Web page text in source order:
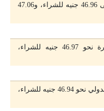
ووصل سعر الدولار في بنك مصر إلى 46.96 جنيه للشراء، و47.06
وحقق سعر الدولار في بنك القاهرة نحو 46.97 جنيه للشراء،
وبلغ سعر الدولار في البنك التجاري الدولي نحو 46.94 جنيه للشراء،